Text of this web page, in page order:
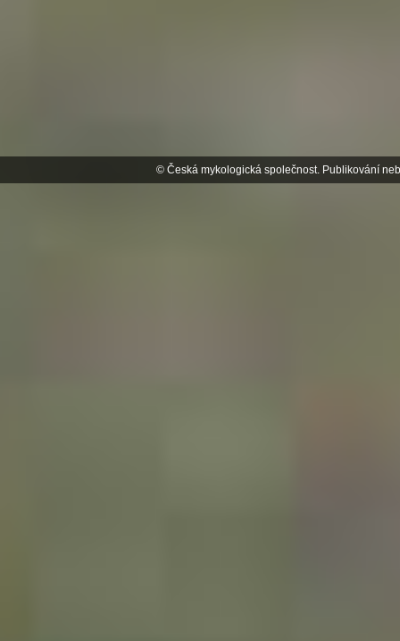
© Česká mykologická společnost. Publikování